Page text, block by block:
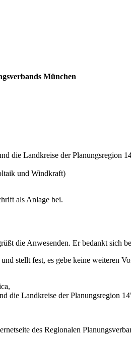
München
die Landkreise der Planungsregion
und Windkraft)
als Anlage bei.
die Anwesenden. Er bedankt sich
stellt fest, es gebe keine weiteren
die Landkreise der Planungsregion
des Regionalen